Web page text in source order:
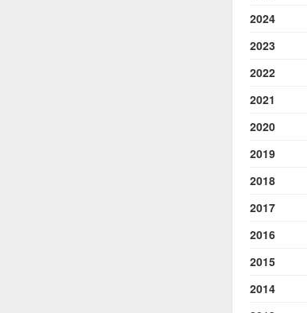
2024
2023
2022
2021
2020
2019
2018
2017
2016
2015
2014